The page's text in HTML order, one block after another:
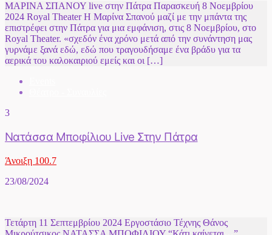
ΜΑΡΙΝΑ ΣΠΑΝΟΥ live στην Πάτρα Παρασκευή 8 Νοεμβρίου
2024 Royal Theater Η Μαρίνα Σπανού μαζί με την μπάντα της
επιστρέφει στην Πάτρα για μια εμφάνιση, στις 8 Νοεμβρίου, στο
Royal Theater. «σχεδόν ένα χρόνο μετά από την συνάντηση μας
γυρνάμε ξανά εδώ, εδώ που τραγουδήσαμε ένα βράδυ για τα
αερικά του καλοκαιριού εμείς και οι […]
3
Νατάσσα Μποφίλιου Live Στην Πάτρα
Άνοιξη 100.7
23/08/2024
Τετάρτη 11 Σεπτεμβρίου 2024 Εργοστάσιο Τέχνης Θάνος